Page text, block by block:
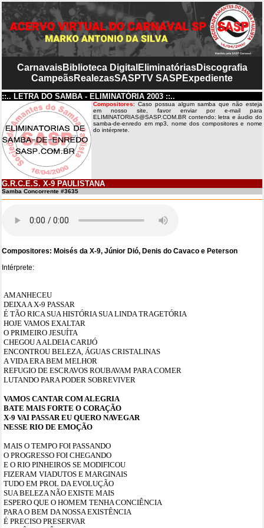
CarnavaisBiblioteca Digital EliminatóriasDiscografia
CampeãsRealezasSASPTV SASP Expediente
::.. LETRA DO SAMBA - ELIMINATÓRIA 2003 ::..
Compositores: Caso possua algum samba que não esteja
em nosso site, favor enviar por e-mail para
ELIMINATORIAS@SASP.COM.BR contendo: letra e áudio do
samba-de-enredo em mp3, nome dos compositores e nome
do intérprete.
G.R.C.E.S. X-9 PAULISTANA
Samba Concorrente #3635
Compositores: Moisés da X-9, Júnior Dió, Denis do Cavaco e Peterson
Intérprete:
AMANHECEU
DEIXA A X-9 PASSAR
É TÃO RICA SUA HISTÓRIA SUA LINDA TRAGETÓRIA
HOJE VAMOS EXALTAR
O PRIMEIRO JESUÍTA
CHEGOU A ALDEIA CARIJÓ
ENCONTROU BELEZA, ÁGUAS CRISTALINAS
A VIDA ERA BEM MELHOR
REFUGIO DE ESCRAVOS ROUBAVAM PARA COMER
LUTANDO PARA PODER SOBREVIVER
VAMOS CANTAR COM ALEGRIA
BATE MAIS FORTE O CORAÇÃO
X-9 VAI PASSAR EU QUERO NAVEGAR
NESSE RIO DE EMOÇÃO
MAIS O TEMPO FOI PASSANDO
O PROGRESSO FOI CHEGANDO
E O RIO PINHEIROS SE MODIFICOU
FIZERAM VIADUTOS E MARGINAIS
TUDO EM PROL DA EVOLUÇÃO
SUA BELEZA NÃO EXISTE MAIS
ESPERO QUE O HOMEM TENHA CONCIÊNCIA
PARA O BEM DA NOSSA EXISTÊNCIA
É PRECISO PRESERVAR